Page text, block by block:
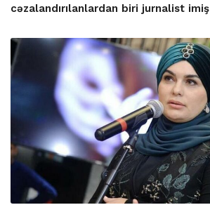
cəzalandırılanlardan biri jurnalist imiş